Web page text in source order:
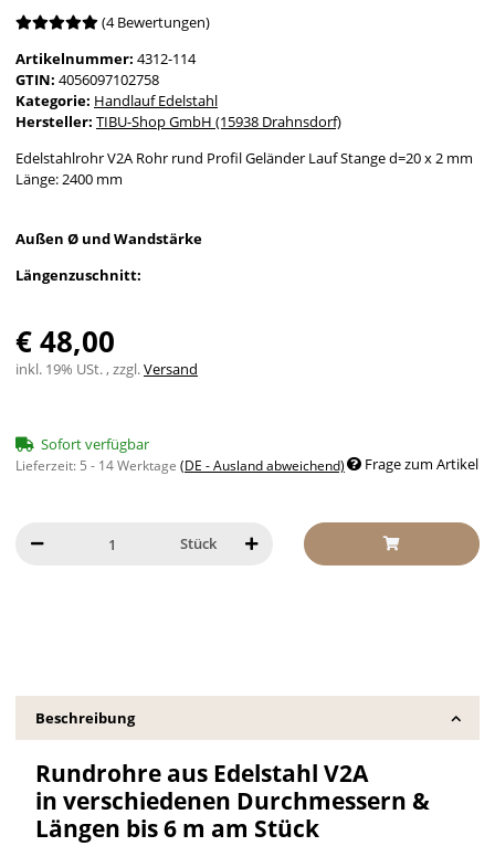
(4 Bewertungen)
Artikelnummer: 4312-114
GTIN: 4056097102758
Kategorie: Handlauf Edelstahl
Hersteller: TIBU-Shop GmbH (15938 Drahnsdorf)
Edelstahlrohr V2A Rohr rund Profil Geländer Lauf Stange d=20 x 2 mm
Länge: 2400 mm
Außen Ø und Wandstärke
Längenzuschnitt:
€ 48,00
inkl. 19% USt. , zzgl.Versand
Sofort verfügbar
Lieferzeit: 5 - 14 Werktage (DE - Ausland abweichend) Frage zum Artikel
Stück
Beschreibung
Rundrohre aus Edelstahl V2A
in verschiedenen Durchmessern &
Längen bis 6 m am Stück